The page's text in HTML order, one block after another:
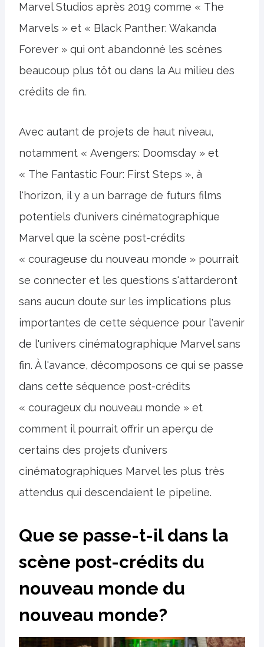
Marvel Studios après 2019 comme « The
Marvels » et « Black Panther: Wakanda
Forever » qui ont abandonné les scènes
beaucoup plus tôt ou dans la Au milieu des
crédits de fin.
Avec autant de projets de haut niveau,
notamment « Avengers: Doomsday » et
« The Fantastic Four: First Steps », à
l'horizon, il y a un barrage de futurs films
potentiels d'univers cinématographique
Marvel que la scène post-crédits
« courageuse du nouveau monde » pourrait
se connecter et les questions s'attarderont
sans aucun doute sur les implications plus
importantes de cette séquence pour l'avenir
de l'univers cinématographique Marvel sans
fin. À l'avance, décomposons ce qui se passe
dans cette séquence post-crédits
« courageux du nouveau monde » et
comment il pourrait offrir un aperçu de
certains des projets d'univers
cinématographiques Marvel les plus très
attendus qui descendaient le pipeline.
Que se passe-t-il dans la
scène post-crédits du
nouveau monde du
nouveau monde?